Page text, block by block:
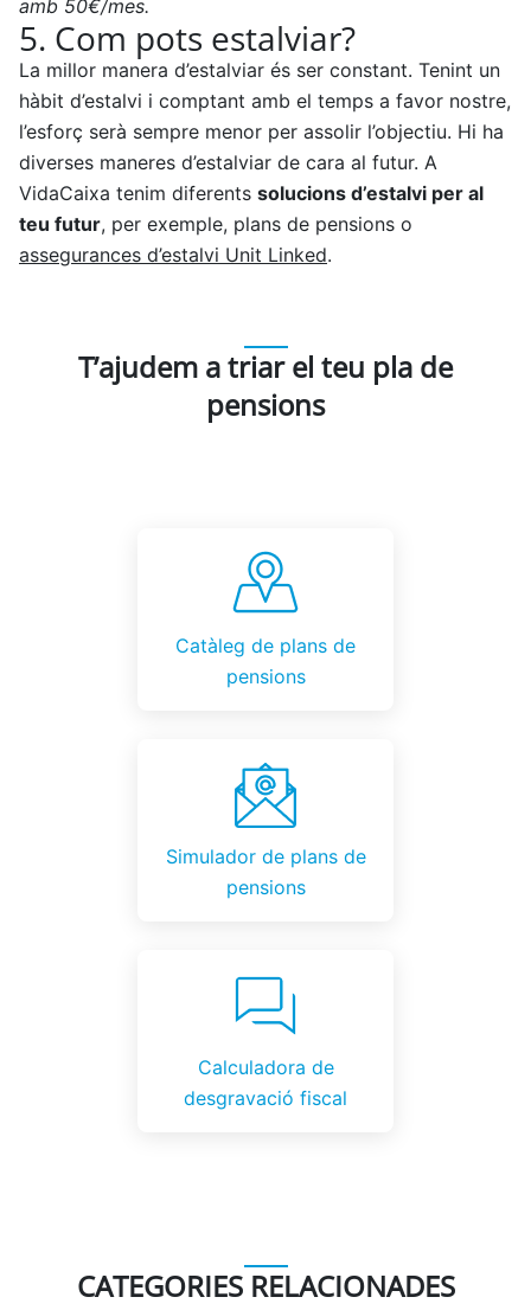
5. Com pots estalviar?
La millor manera d’estalviar és ser constant. Tenint un
hàbit d’estalvi i comptant amb el temps a favor nostre,
l’esforç serà sempre menor per assolir l’objectiu. Hi ha
diverses maneres d’estalviar de cara al futur. A
VidaCaixa tenim diferents solucions d’estalvi per al
teu futur, per exemple, plans de pensions o
assegurances d’estalvi Unit Linked.
T’ajudem a triar el teu pla de
pensions
Catàleg de plans de
pensions
Simulador de plans de
pensions
Calculadora de
desgravació fiscal
CATEGORIES RELACIONADES